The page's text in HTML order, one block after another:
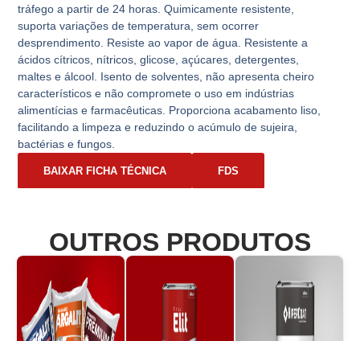
tráfego a partir de 24 horas. Quimicamente resistente,
suporta variações de temperatura, sem ocorrer
desprendimento. Resiste ao vapor de água. Resistente a
ácidos cítricos, nítricos, glicose, açúcares, detergentes,
maltes e álcool. Isento de solventes, não apresenta cheiro
característicos e não compromete o uso em indústrias
alimentícias e farmacêuticas. Proporciona acabamento liso,
facilitando a limpeza e reduzindo o acúmulo de sujeira,
bactérias e fungos.
BAIXAR FICHA TÉCNICA FDS
OUTROS PRODUTOS